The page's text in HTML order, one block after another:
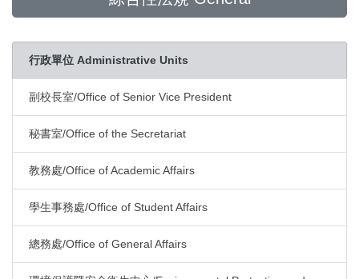
行政單位 Administrative Units
副校長室/Office of Senior Vice President
秘書室/Office of the Secretariat
教務處/Office of Academic Affairs
學生事務處/Office of Student Affairs
總務處/Office of General Affairs